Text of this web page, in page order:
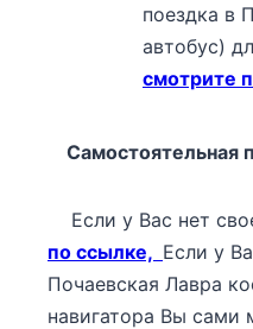
поездка в
автобус)
смотрите
Самостоятельная
Если у Вас нет
по ссылке, Если у
Почаевская Лавра
навигатора Вы сами